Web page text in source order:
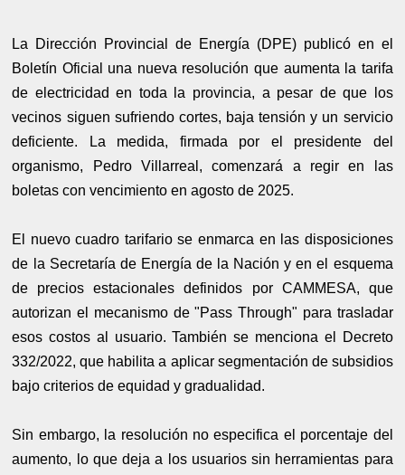
La Dirección Provincial de Energía (DPE) publicó en el
Boletín Oficial una nueva resolución que aumenta la tarifa
de electricidad en toda la provincia, a pesar de que los
vecinos siguen sufriendo cortes, baja tensión y un servicio
deficiente. La medida, firmada por el presidente del
organismo, Pedro Villarreal, comenzará a regir en las
boletas con vencimiento en agosto de 2025.
El nuevo cuadro tarifario se enmarca en las disposiciones
de la Secretaría de Energía de la Nación y en el esquema
de precios estacionales definidos por CAMMESA, que
autorizan el mecanismo de "Pass Through" para trasladar
esos costos al usuario. También se menciona el Decreto
332/2022, que habilita a aplicar segmentación de subsidios
bajo criterios de equidad y gradualidad.
Sin embargo, la resolución no especifica el porcentaje del
aumento, lo que deja a los usuarios sin herramientas para